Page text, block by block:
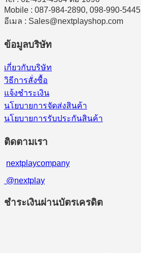
Mobile : 087-984-2890, 098-990-5445
อีเมล : Sales@nextplayshop.com
ข้อมูลบริษัท
เกี่ยวกับบริษัท
วิธีการสั่งซื้อ
แจ้งชำระเงิน
นโยบายการจัดส่งสินค้า
นโยบายการรับประกันสินค้า
ติดตามเรา
nextplaycompany
@nextplay
ชำระเงินผ่านบัตรเครดิต